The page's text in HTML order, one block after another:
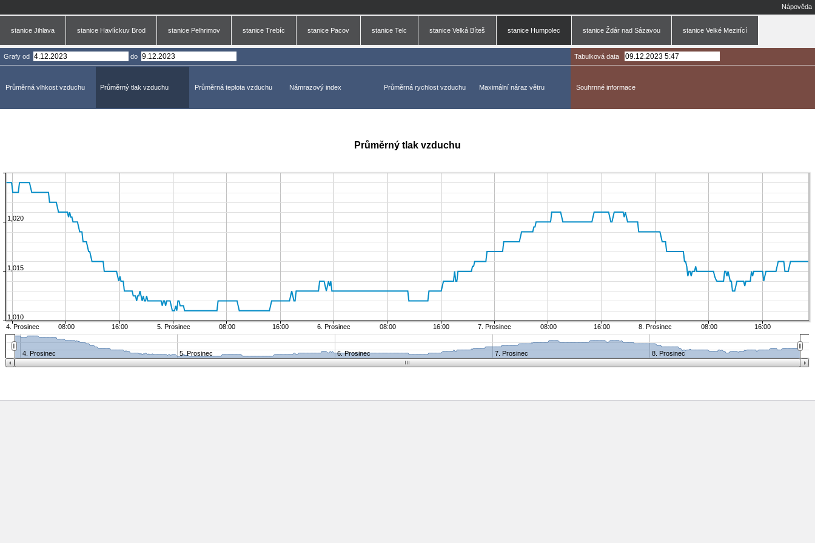
Nápověda
stanice Jihlava stanice Havlíckuv Brod stanice Pelhrimov stanice Trebíc stanice Pacov stanice Telc stanice Velká Bíteš stanice Humpolec stanice Ždár nad Sázavou stanice Velké Mezirící
Grafy od do
Průměrná vlhkost vzduchu Průměrný tlak vzduchu Průměrná teplota vzduchu Námrazový index Průměrná rychlost vzduchu Maximální náraz větru
Tabulková data
Souhrnné informace
Průměrný tlak vzduchu
4. Prosinec 08:00 16:00 5. Prosinec 08:00 16:00 6. Prosinec 08:00 16:00 7. Prosinec 08:00 16:00 8. Prosinec 08:00 16:00
1,010
1,015
1,020
4. Prosinec 5. Prosinec 6. Prosinec 7. Prosinec 8. Prosinec